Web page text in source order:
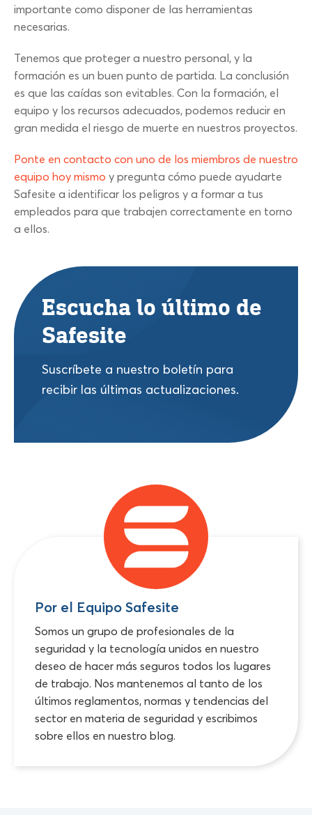
importante como disponer de las herramientas
necesarias.
Tenemos que proteger a nuestro personal, y la
formación es un buen punto de partida. La conclusión
es que las caídas son evitables. Con la formación, el
equipo y los recursos adecuados, podemos reducir en
gran medida el riesgo de muerte en nuestros proyectos.
Ponte en contacto con uno de los miembros de nuestro
equipo hoy mismo y pregunta cómo puede ayudarte
Safesite a identificar los peligros y a formar a tus
empleados para que trabajen correctamente en torno
a ellos.
Escucha lo último de
Safesite
Suscríbete a nuestro boletín para
recibir las últimas actualizaciones.
Por el Equipo Safesite
Somos un grupo de profesionales de la
seguridad y la tecnología unidos en nuestro
deseo de hacer más seguros todos los lugares
de trabajo. Nos mantenemos al tanto de los
últimos reglamentos, normas y tendencias del
sector en materia de seguridad y escribimos
sobre ellos en nuestro blog.